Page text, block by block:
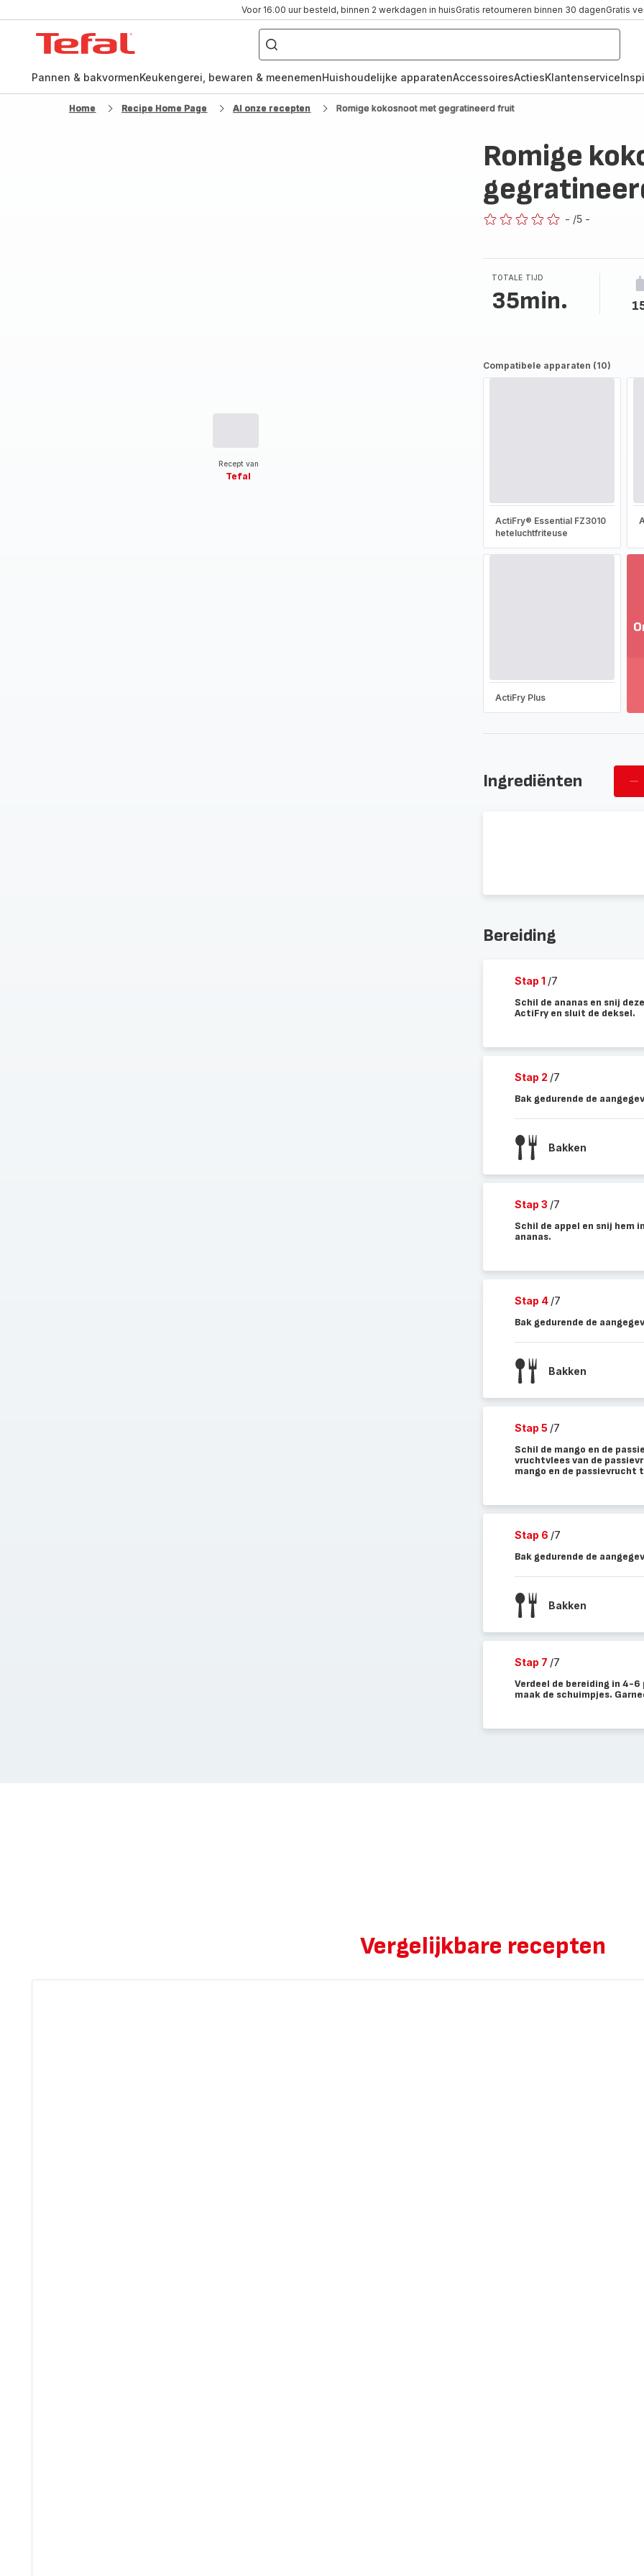
Voor 16.00 uur besteld, binnen 2 werkdagen in huisGratis retourneren binnen 30 dagenGratis
Waar
ben
naar
Pannen & bakvormenKeukengerei, bewaren & meenemenHuishoudelijke apparatenAccessoiresActiesKlantenservice
Home Recipe Home Page Al onze recepten Romige kokosnoot met gegratineerd fruit
Recept van
Tefal
Romige
- /5 -
TOTALE TIJD
35min.
Compatibele apparaten (10)
ActiFry® Essential FZ3010
heteluchtfriteuse
ActiFry Plus
Ingrediënten
Bereiding
Stap 1 /7
Schil de ananas en snij
ActiFry en sluit de deksel.
Stap 2 /7
Bak gedurende de
Bakken
Stap 3 /7
Schil de appel en snij hem
ananas.
Stap 4 /7
Bak gedurende de
Bakken
Stap 5 /7
Schil de mango en de
vruchtvlees van de
mango en de passievrucht
Stap 6 /7
Bak gedurende de
Bakken
Stap 7 /7
Verdeel de bereiding in 4-
maak de schuimpjes.
Vergelijkbare recepten